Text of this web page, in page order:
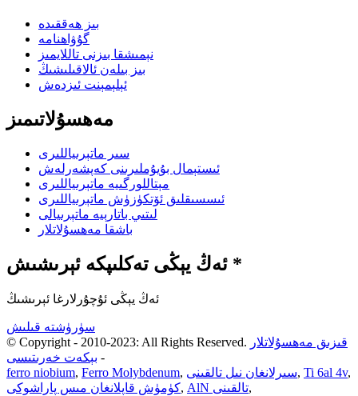
بىز ھەققىدە
گۇۋاھنامە
نېمىشقا بىزنى تاللايمىز
بىز بىلەن ئالاقىلىشىڭ
ئېلېمېنت ئىزدەش
مەھسۇلاتىمىز
سىر ماتېرىياللىرى
ئىستېمال بۇيۇملىرىنى كەپشەرلەش
مېتاللورگىيە ماتېرىياللىرى
ئىسسىقلىق ئۆتكۈزۈش ماتېرىياللىرى
لىتىي باتارېيە ماتېرىيالى
باشقا مەھسۇلاتلار
ئەڭ يېڭى تەكلىپكە ئېرىشىش *
ئەڭ يېڭى ئۇچۇرلارغا ئېرىشىڭ
سۈرۈشتە قىلىش
© Copyright - 2010-2023: All Rights Reserved. قىزىق مەھسۇلاتلار
- بېكەت خەرىتىسى
ferro niobium, Ferro Molybdenum, سىرلانغان نىل تالقىنى, Ti 6al 4v,
كۈمۈش قاپلانغان مىس پاراشوكى, AlN تالقىنى,